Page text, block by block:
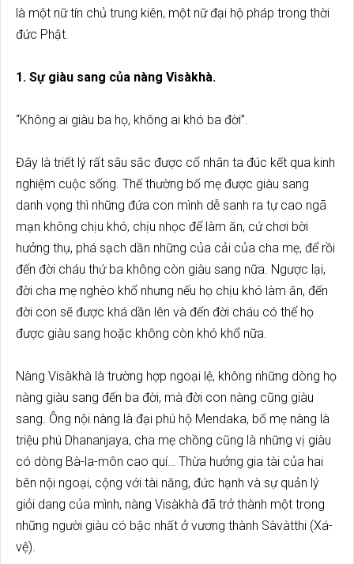
là một nữ tín chủ trung kiên, một nữ đại hộ pháp trong thời
đức Phật.
1. Sự giàu sang của nàng Visàkhà.
“Không ai giàu ba họ, không ai khó ba đời”.
Đây là triết lý rất sâu sắc được cổ nhân ta đúc kết qua kinh
nghiệm cuộc sống. Thế thường bố mẹ được giàu sang
danh vọng thì những đứa con mình dễ sanh ra tự cao ngã
mạn không chịu khó, chịu nhọc để làm ăn, cứ chơi bời
hưởng thụ, phá sạch dần những của cải của cha mẹ, để rồi
đến đời cháu thứ ba không còn giàu sang nữa. Ngược lại,
đời cha mẹ nghèo khổ nhưng nếu họ chịu khó làm ăn, đến
đời con sẽ được khá dần lên và đến đời cháu có thể họ
được giàu sang hoặc không còn khó khổ nữa.
Nàng Visàkhà là trường hợp ngoại lệ, không những dòng họ
nàng giàu sang đến ba đời, mà đời con nàng cũng giàu
sang. Ông nội nàng là đại phú hộ Mendaka, bố mẹ nàng là
triệu phú Dhananjaya, cha mẹ chồng cũng là những vị giàu
có dòng Bà-la-môn cao quí… Thừa hưởng gia tài của hai
bên nội ngoại, cộng với tài năng, đức hạnh và sự quản lý
giỏi dang của mình, nàng Visàkhà đã trở thành một trong
những người giàu có bậc nhất ở vương thành Sàvàtthi (Xá-
vệ).